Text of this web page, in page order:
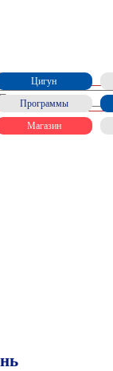
Цигун
Программы
Магазин